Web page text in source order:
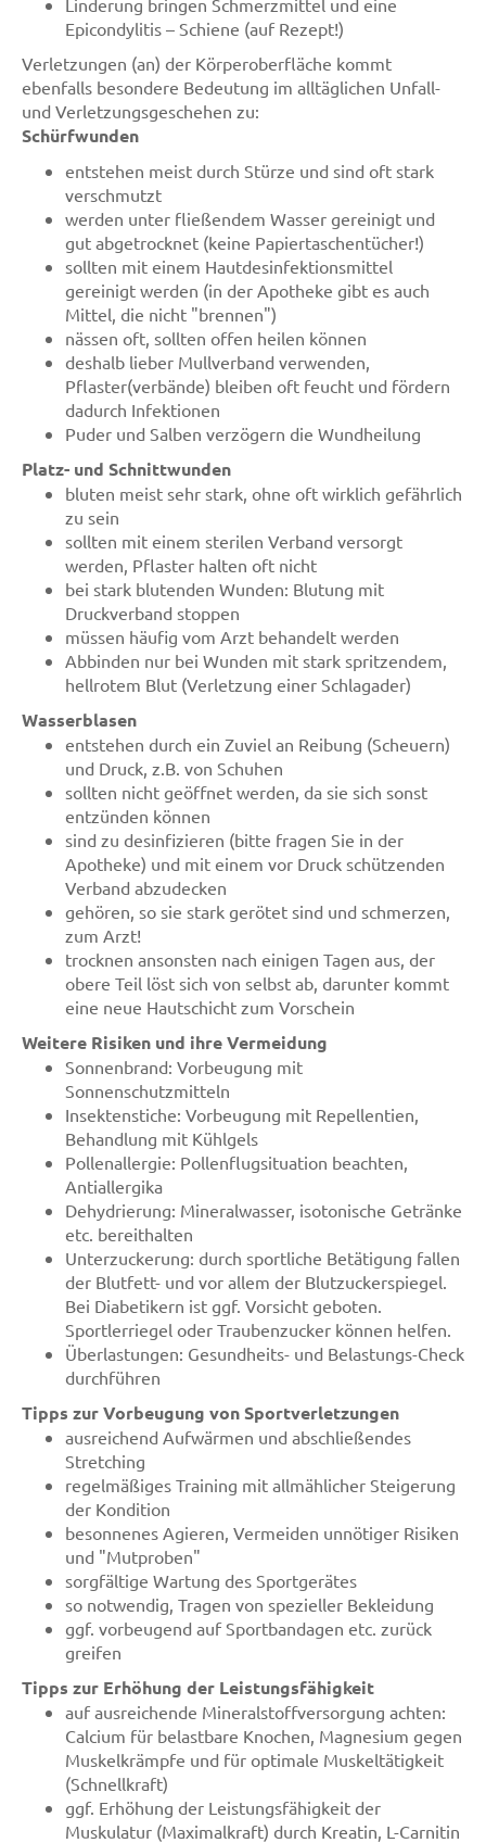
Linderung bringen Schmerzmittel und eine
Epicondylitis – Schiene (auf Rezept!)
Verletzungen (an) der Körperoberfläche kommt
ebenfalls besondere Bedeutung im alltäglichen Unfall-
und Verletzungsgeschehen zu:
Schürfwunden
entstehen meist durch Stürze und sind oft stark
verschmutzt
werden unter fließendem Wasser gereinigt und
gut abgetrocknet (keine Papiertaschentücher!)
sollten mit einem Hautdesinfektionsmittel
gereinigt werden (in der Apotheke gibt es auch
Mittel, die nicht "brennen")
nässen oft, sollten offen heilen können
deshalb lieber Mullverband verwenden,
Pflaster(verbände) bleiben oft feucht und fördern
dadurch Infektionen
Puder und Salben verzögern die Wundheilung
Platz- und Schnittwunden
bluten meist sehr stark, ohne oft wirklich gefährlich
zu sein
sollten mit einem sterilen Verband versorgt
werden, Pflaster halten oft nicht
bei stark blutenden Wunden: Blutung mit
Druckverband stoppen
müssen häufig vom Arzt behandelt werden
Abbinden nur bei Wunden mit stark spritzendem,
hellrotem Blut (Verletzung einer Schlagader)
Wasserblasen
entstehen durch ein Zuviel an Reibung (Scheuern)
und Druck, z.B. von Schuhen
sollten nicht geöffnet werden, da sie sich sonst
entzünden können
sind zu desinfizieren (bitte fragen Sie in der
Apotheke) und mit einem vor Druck schützenden
Verband abzudecken
gehören, so sie stark gerötet sind und schmerzen,
zum Arzt!
trocknen ansonsten nach einigen Tagen aus, der
obere Teil löst sich von selbst ab, darunter kommt
eine neue Hautschicht zum Vorschein
Weitere Risiken und ihre Vermeidung
Sonnenbrand: Vorbeugung mit
Sonnenschutzmitteln
Insektenstiche: Vorbeugung mit Repellentien,
Behandlung mit Kühlgels
Pollenallergie: Pollenflugsituation beachten,
Antiallergika
Dehydrierung: Mineralwasser, isotonische Getränke
etc. bereithalten
Unterzuckerung: durch sportliche Betätigung fallen
der Blutfett- und vor allem der Blutzuckerspiegel.
Bei Diabetikern ist ggf. Vorsicht geboten.
Sportlerriegel oder Traubenzucker können helfen.
Überlastungen: Gesundheits- und Belastungs-Check
durchführen
Tipps zur Vorbeugung von Sportverletzungen
ausreichend Aufwärmen und abschließendes
Stretching
regelmäßiges Training mit allmählicher Steigerung
der Kondition
besonnenes Agieren, Vermeiden unnötiger Risiken
und "Mutproben"
sorgfältige Wartung des Sportgerätes
so notwendig, Tragen von spezieller Bekleidung
ggf. vorbeugend auf Sportbandagen etc. zurück
greifen
Tipps zur Erhöhung der Leistungsfähigkeit
auf ausreichende Mineralstoffversorgung achten:
Calcium für belastbare Knochen, Magnesium gegen
Muskelkrämpfe und für optimale Muskeltätigkeit
(Schnellkraft)
ggf. Erhöhung der Leistungsfähigkeit der
Muskulatur (Maximalkraft) durch Kreatin, L-Carnitin